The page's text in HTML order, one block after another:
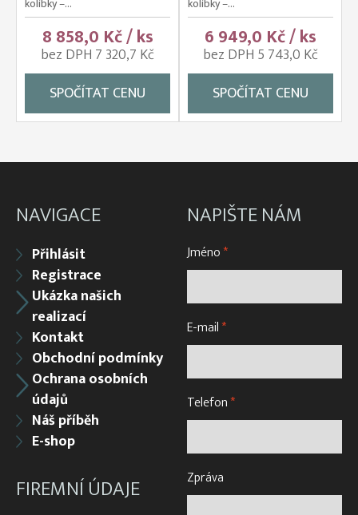
8 858,0 Kč / ks
bez DPH 7 320,7 Kč
SPOČÍTAT CENU
6 949,0 Kč / ks
bez DPH 5 743,0 Kč
SPOČÍTAT CENU
NAVIGACE
Přihlásit
Registrace
Ukázka našich
realizací
Kontakt
Obchodní podmínky
Ochrana osobních
údajů
Náš příběh
E-shop
FIREMNÍ ÚDAJE
NAPIŠTE NÁM
Jméno*
E-mail*
Telefon*
Zpráva